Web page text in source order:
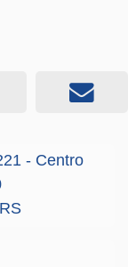
- Centro